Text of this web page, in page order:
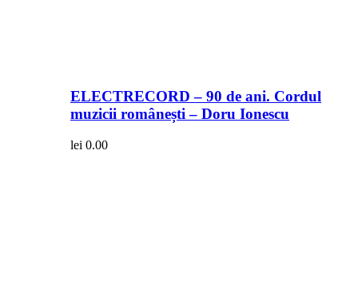
ELECTRECORD – 90 de ani. Cordul
muzicii românești – Doru Ionescu
lei 0.00